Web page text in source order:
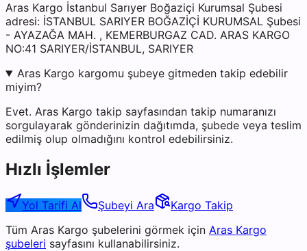
Aras Kargo İstanbul Sarıyer Boğaziçi Kurumsal Şubesi
adresi: İSTANBUL SARIYER BOĞAZİÇİ KURUMSAL Şubesi
- AYAZAĞA MAH. , KEMERBURGAZ CAD. ARAS KARGO
NO:41 SARIYER/İSTANBUL, SARIYER
Aras Kargo kargomu şubeye gitmeden takip edebilir
miyim?
Evet. Aras Kargo takip sayfasından takip numaranızı
sorgulayarak gönderinizin dağıtımda, şubede veya teslim
edilmiş olup olmadığını kontrol edebilirsiniz.
Hızlı İşlemler
Yol Tarifi Al Şubeyi Ara
Kargo Takip
Tüm Aras Kargo şubelerini görmek için Aras Kargo
şubeleri sayfasını kullanabilirsiniz.